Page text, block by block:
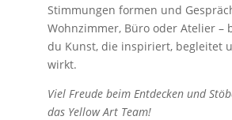
Stimmungen formen und
Wohnzimmer, Büro oder Atelier –
du Kunst, die inspiriert, begleitet
wirkt.
Viel Freude beim Entdecken und
das Yellow Art Team!